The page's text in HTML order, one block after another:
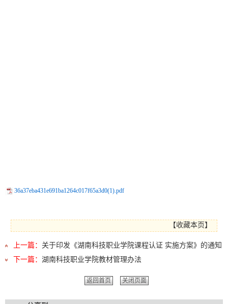
36a37eba431e691ba1264c017f65a3d0(1).pdf
【收藏本页 】
上一篇： 关于印发《湖南科技职业学院课程认证 实施方案》的通知
下一篇： 湖南科技职业学院教材管理办法
返回首页 关闭页面